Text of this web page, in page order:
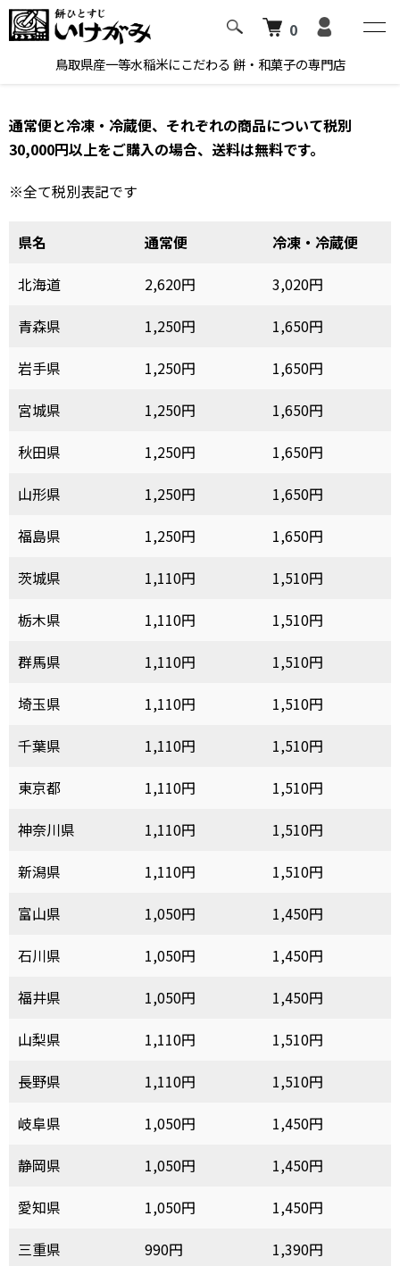
0
鳥取県産一等水稲米にこだわる 餅・和菓子の専門店
通常便と冷凍・冷蔵便、それぞれの商品について税別
30,000円以上をご購入の場合、送料は無料です。
※全て税別表記です
県名 通常便
冷凍・冷蔵便
北海道
2,620円
3,020円
青森県
1,250円
1,650円
岩手県
1,250円
1,650円
宮城県
1,250円
1,650円
秋田県
1,250円
1,650円
山形県
1,250円
1,650円
福島県
1,250円
1,650円
茨城県
1,110円
1,510円
栃木県
1,110円
1,510円
群馬県
1,110円
1,510円
埼玉県
1,110円
1,510円
千葉県
1,110円
1,510円
東京都
1,110円
1,510円
神奈川県
1,110円
1,510円
新潟県
1,110円
1,510円
富山県
1,050円
1,450円
石川県
1,050円
1,450円
福井県
1,050円
1,450円
山梨県
1,110円
1,510円
長野県
1,110円
1,510円
岐阜県
1,050円
1,450円
静岡県
1,050円
1,450円
愛知県
1,050円
1,450円
三重県
990円
1,390円